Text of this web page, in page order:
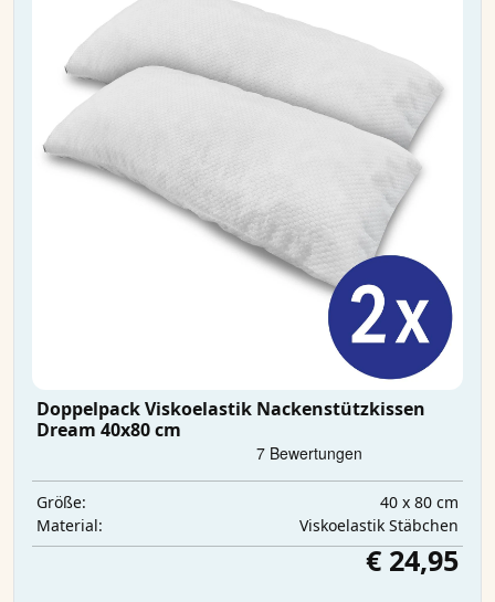
Doppelpack Viskoelastik Nackenstützkissen
Dream 40x80 cm
Größe:
40 x 80 cm
Material:
Viskoelastik Stäbchen
€ 24,95